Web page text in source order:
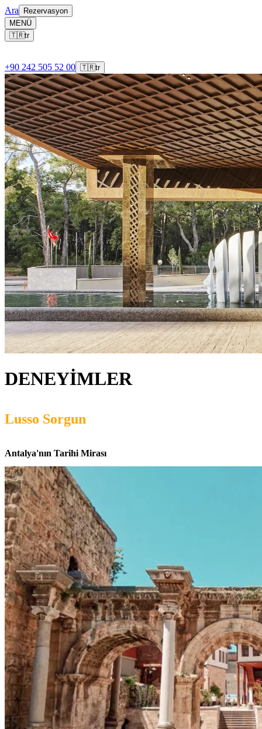
Ara
Rezervasyon
MENÜ
🇹🇷tr
+90 242 505 52 00 🇹🇷tr
DENEYİMLER
Lusso Sorgun
Antalya'nın Tarihi Mirası